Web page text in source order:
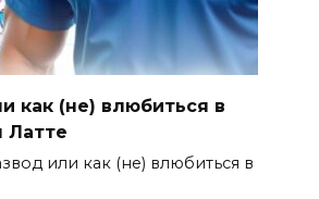
как (не) влюбиться в
Латте
или как (не) влюбиться в